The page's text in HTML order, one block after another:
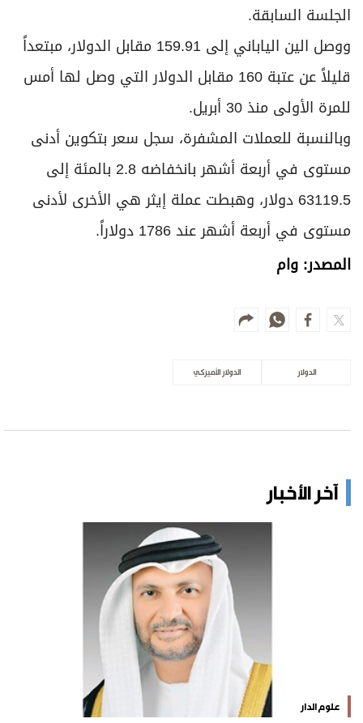
الجلسة السابقة.
ووصل الين الياباني إلى 159.91 مقابل الدولار، مبتعداً
قليلاً عن عتبة 160 مقابل الدولار التي وصل لها ​أمس
للمرة ‌الأولى منذ 30 أبريل.
وبالنسبة ⁠للعملات المشفرة، سجل سعر بتكوين أدنى
مستوى في أربعة أشهر بانخفاضه 2.8 بالمئة إلى
63119.5 ​دولار، وهبطت عملة إيثر هي الأخرى لأدنى
⁠مستوى في أربعة أشهر عند 1786 دولاراً.
المصدر: وام
الدولار الدولار الأميركي
آخر الأخبار
علوم الدار